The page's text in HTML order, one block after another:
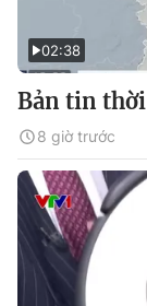
02:38
Bản tin
8 giờ trước